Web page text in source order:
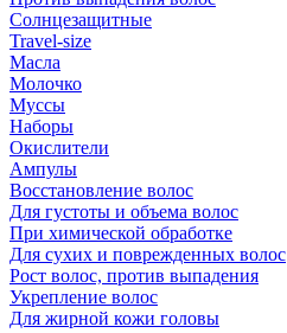
Солнцезащитные
Travel-size
Масла
Молочко
Муссы
Наборы
Окислители
Ампулы
Восстановление волос
Для густоты и объема волос
При химической обработке
Для сухих и поврежденных волос
Рост волос, против выпадения
Укрепление волос
Для жирной кожи головы